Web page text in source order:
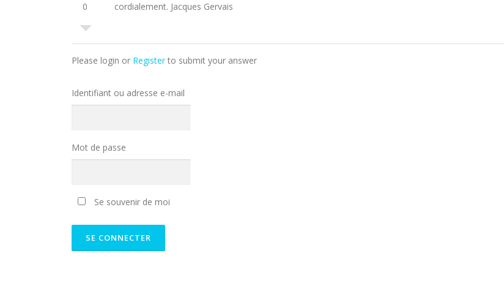
0
cordialement. Jacques Gervais
Please login or Registerto submit your answer
Identifiant ou adresse e-mail
Mot de passe
Se souvenir de moi